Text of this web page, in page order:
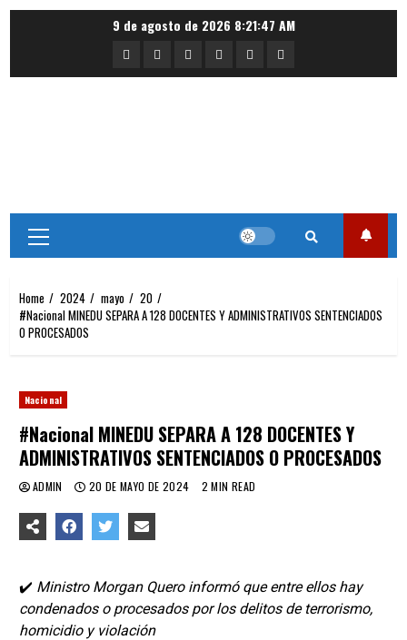
9 de agosto de 2026 8:21:47 AM
PortadaNacionalInternacional
DeportesRegional
Local
Primary
Menu
Home 2024 mayo
20
#Nacional MINEDU SEPARA A 128 DOCENTES Y ADMINISTRATIVOS SENTENCIADOS
O PROCESADOS
Nacional
#Nacional MINEDU SEPARA A 128 DOCENTES Y
ADMINISTRATIVOS SENTENCIADOS O PROCESADOS
ADMIN 20 DE MAYO DE 2024 2 MIN READ
✔️ Ministro Morgan Quero informó que entre ellos hay
condenados o procesados por los delitos de terrorismo,
homicidio y violación